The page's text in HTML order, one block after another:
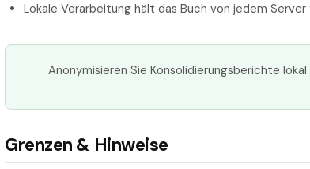
Lokale Verarbeitung hält das Buch von jedem Server
Anonymisieren Sie Konsolidierungsberichte
Grenzen & Hinweise